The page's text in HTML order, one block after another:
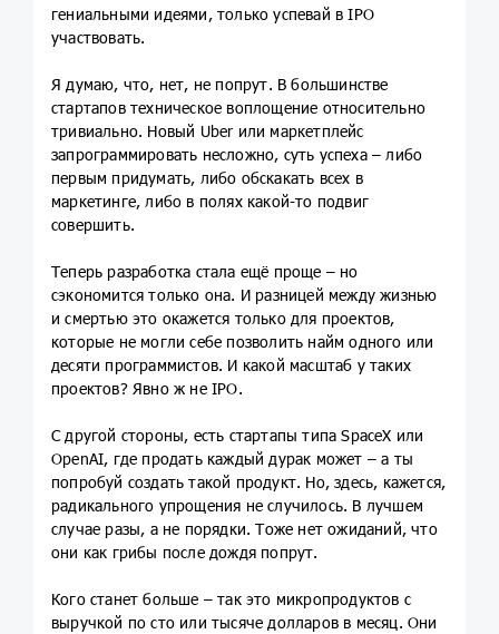
гениальными идеями, только успевай в IPO
участвовать.
Я думаю, что, нет, не попрут. В большинстве
стартапов техническое воплощение относительно
тривиально. Новый Uber или маркетплейс
запрограммировать несложно, суть успеха – либо
первым придумать, либо обскакать всех в
маркетинге, либо в полях какой-то подвиг
совершить.
Теперь разработка стала ещё проще – но
сэкономится только она. И разницей между жизнью
и смертью это окажется только для проектов,
которые не могли себе позволить найм одного или
десяти программистов. И какой масштаб у таких
проектов? Явно ж не IPO.
С другой стороны, есть стартапы типа SpaceX или
OpenAI, где продать каждый дурак может – а ты
попробуй создать такой продукт. Но, здесь, кажется,
радикального упрощения не случилось. В лучшем
случае разы, а не порядки. Тоже нет ожиданий, что
они как грибы после дождя попрут.
Кого станет больше – так это микропродуктов с
выручкой по сто или тысяче долларов в месяц. Они